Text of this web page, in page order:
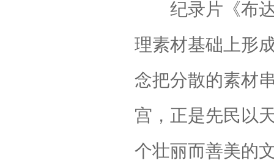
纪录片《布达
理素材基础上形
念把分散的素材
宫，正是先民以
个壮丽而善美的